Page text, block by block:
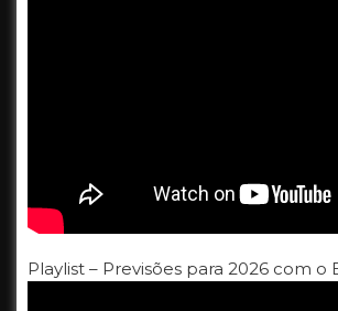
Playlist – Previsões para 2026 com o